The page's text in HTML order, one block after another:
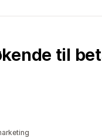
til